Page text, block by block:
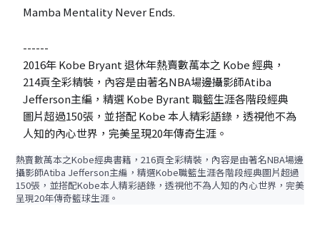
Mamba Mentality Never Ends.
------
2016年 Kobe Bryant 退休年熱賣數萬本之 Kobe 經典，
214頁全彩精裝，內容是由著名NBA場邊攝影師Atiba
Jefferson主編，精選 Kobe Byrant 職籃生涯各階段經典
圖片超過150張，並搭配 Kobe 本人精彩語錄，透視他不為
人知的內心世界，完美呈現20年傳奇生涯。
熱賣數萬本之Kobe經典書籍，216頁全彩精裝，內容是由著名NBA場邊
攝影師Atiba Jefferson主編，精選Kobe職籃生涯各階段經典圖片超過
150張，並搭配Kobe本人精彩語錄，透視他不為人知的內心世界，完美
呈現20年傳奇籃球生涯。